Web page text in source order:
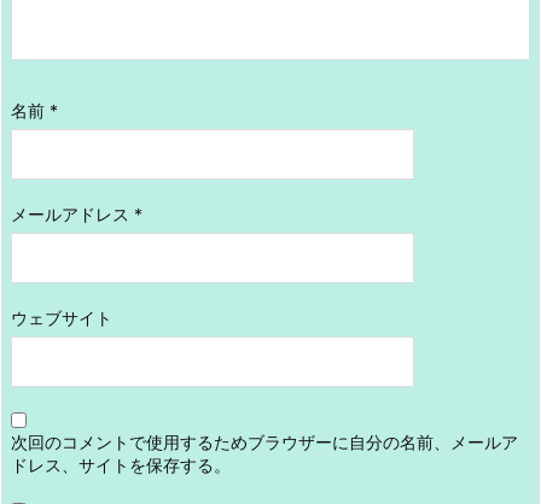
名前 *
メールアドレス *
ウェブサイト
次回のコメントで使用するためブラウザーに自分の名前、メールア
ドレス、サイトを保存する。